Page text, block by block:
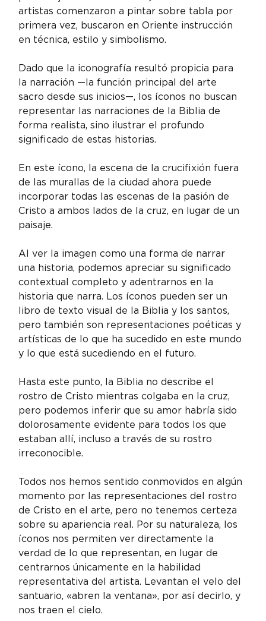
artistas comenzaron a pintar sobre tabla por
primera vez, buscaron en Oriente instrucción
en técnica, estilo y simbolismo.
Dado que la iconografía resultó propicia para
la narración —la función principal del arte
sacro desde sus inicios—, los íconos no buscan
representar las narraciones de la Biblia de
forma realista, sino ilustrar el profundo
significado de estas historias.
En este ícono, la escena de la crucifixión fuera
de las murallas de la ciudad ahora puede
incorporar todas las escenas de la pasión de
Cristo a ambos lados de la cruz, en lugar de un
paisaje.
Al ver la imagen como una forma de narrar
una historia, podemos apreciar su significado
contextual completo y adentrarnos en la
historia que narra. Los íconos pueden ser un
libro de texto visual de la Biblia y los santos,
pero también son representaciones poéticas y
artísticas de lo que ha sucedido en este mundo
y lo que está sucediendo en el futuro.
Hasta este punto, la Biblia no describe el
rostro de Cristo mientras colgaba en la cruz,
pero podemos inferir que su amor habría sido
dolorosamente evidente para todos los que
estaban allí, incluso a través de su rostro
irreconocible.
Todos nos hemos sentido conmovidos en algún
momento por las representaciones del rostro
de Cristo en el arte, pero no tenemos certeza
sobre su apariencia real. Por su naturaleza, los
íconos nos permiten ver directamente la
verdad de lo que representan, en lugar de
centrarnos únicamente en la habilidad
representativa del artista. Levantan el velo del
santuario, «abren la ventana», por así decirlo, y
nos traen el cielo.